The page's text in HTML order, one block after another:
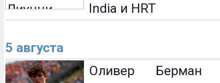
India и HRT
5 августа
Оливер Берман